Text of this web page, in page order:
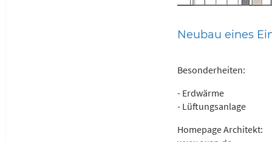
Neubau eines
Besonderheiten:
- Erdwärme
- Lüftungsanlage
Homepage Architekt: